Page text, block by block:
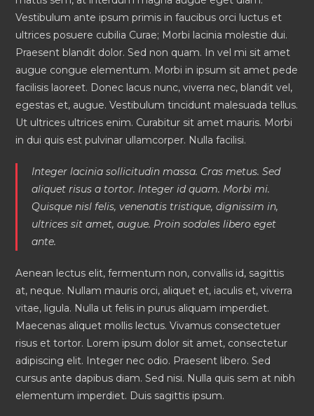
Vestibulum ante ipsum primis in faucibus orci luctus et
ultrices posuere cubilia Curae; Morbi lacinia molestie dui.
Praesent blandit dolor. Sed non quam. In vel mi sit amet
augue congue elementum. Morbi in ipsum sit amet pede
facilisis laoreet. Donec lacus nunc, viverra nec, blandit vel,
egestas et, augue. Vestibulum tincidunt malesuada tellus.
Ut ultrices ultrices enim. Curabitur sit amet mauris. Morbi
in dui quis est pulvinar ullamcorper. Nulla facilisi.
Integer lacinia sollicitudin massa. Cras metus. Sed
aliquet risus a tortor. Integer id quam. Morbi mi.
Quisque nisl felis, venenatis tristique, dignissim in,
ultrices sit amet, augue. Proin sodales libero eget
ante.
Aenean lectus elit, fermentum non, convallis id, sagittis
at, neque. Nullam mauris orci, aliquet et, iaculis et, viverra
vitae, ligula. Nulla ut felis in purus aliquam imperdiet.
Maecenas aliquet mollis lectus. Vivamus consectetuer
risus et tortor. Lorem ipsum dolor sit amet, consectetur
adipiscing elit. Integer nec odio. Praesent libero. Sed
cursus ante dapibus diam. Sed nisi. Nulla quis sem at nibh
elementum imperdiet. Duis sagittis ipsum.